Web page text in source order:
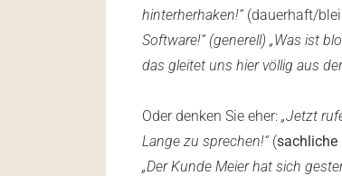
hinterherhaken!“ (dauerhaft/
Software!“ (generell) „Was ist
das gleitet uns hier völlig aus
Oder denken Sie eher: „Jetzt
Lange zu sprechen!“ (sachliche
„Der Kunde Meier hat sich